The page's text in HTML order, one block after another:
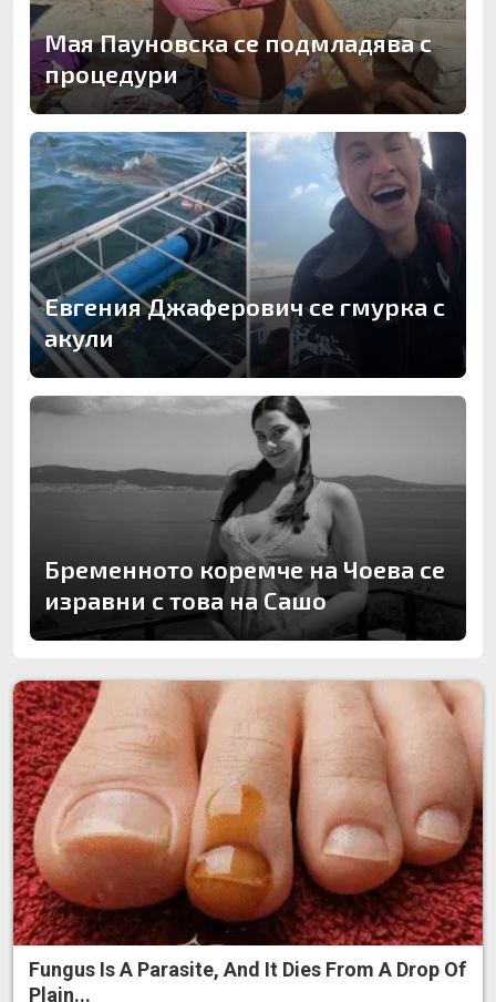
Мая Пауновска се подмладява с
процедури
Евгения Джаферович се гмурка с
акули
Бременното коремче на Чоева се
изравни с това на Сашо
Fungus Is A Parasite, And It Dies From A Drop Of
Plain...